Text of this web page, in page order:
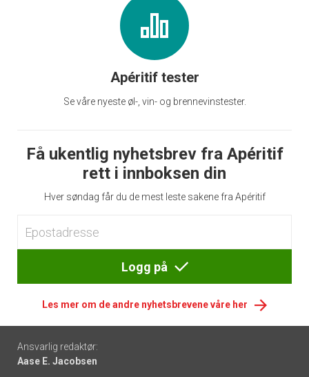
Apéritif tester
Se våre nyeste øl-, vin- og brennevinstester.
Få ukentlig nyhetsbrev fra Apéritif
rett i innboksen din
Hver søndag får du de mest leste sakene fra Apéritif
Logg på
Les mer om de andre nyhetsbrevene våre her
Footer
-
Ansvarlig redaktør:
Aase E. Jacobsen